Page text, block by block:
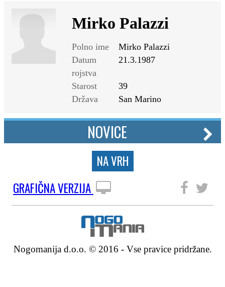
Mirko Palazzi
Polno ime
Mirko Palazzi
Datum
rojstva
21.3.1987
Starost
39
Država
San Marino
NOVICE
NA VRH
GRAFIČNA VERZIJA
Nogomanija d.o.o. © 2016 - Vse pravice pridržane.